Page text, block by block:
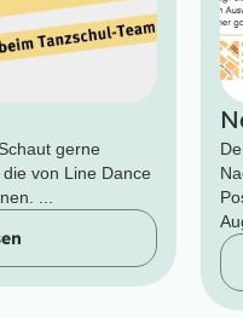
gerne
von Line Dance
...